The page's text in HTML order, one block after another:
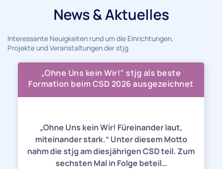
News & Aktuelles
Interessante Neuigkeiten rund um die Einrichtungen,
Projekte und Veranstaltungen der stjg
„Ohne Uns kein Wir!" stjg als beste
Formation beim CSD 2026 ausgezeichnet
„Ohne Uns kein Wir! Füreinander laut,
miteinander stark.“ Unter diesem Motto
nahm die stjg am diesjährigen CSD teil. Zum
sechsten Mal in Folge beteil…